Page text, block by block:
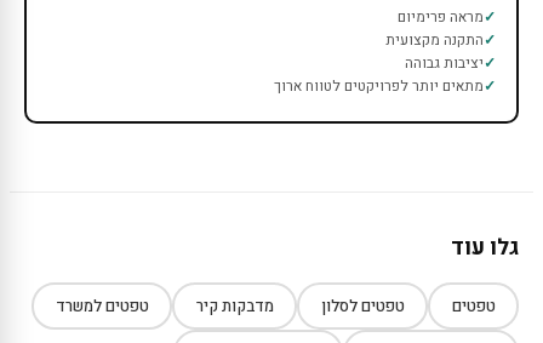
מראה פרימיום
התקנה מקצועית
יציבות גבוהה
מתאים יותר לפרויקטים לטווח ארוך
גלו עוד
טפטים טפטים לסלון מדבקות קיר טפטים למשרד